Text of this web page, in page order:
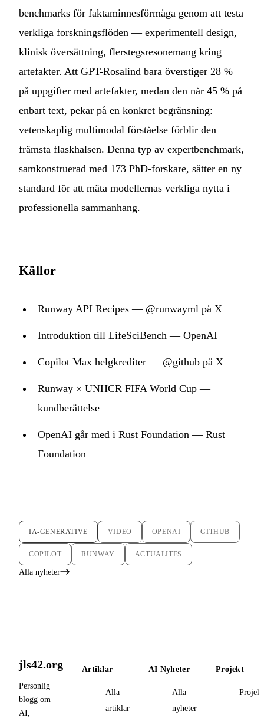
benchmarks för faktaminnesförmåga genom att testa
verkliga forskningsflöden — experimentell design,
klinisk översättning, flerstegsresonemang kring
artefakter. Att GPT-Rosalind bara överstiger 28 %
på uppgifter med artefakter, medan den når 45 % på
enbart text, pekar på en konkret begränsning:
vetenskaplig multimodal förståelse förblir den
främsta flaskhalsen. Denna typ av expertbenchmark,
samkonstruerad med 173 PhD-forskare, sätter en ny
standard för att mäta modellernas verkliga nytta i
professionella sammanhang.
Källor
Runway API Recipes — @runwayml på X
Introduktion till LifeSciBench — OpenAI
Copilot Max helgkrediter — @github på X
Runway × UNHCR FIFA World Cup —
kundberättelse
OpenAI går med i Rust Foundation — Rust
Foundation
IA-GENERATIVE VIDEO OPENAI GITHUB
COPILOT RUNWAY ACTUALITES
Alla nyheter
jls42.org
Personlig
blogg om
AI,
Artiklar
Alla
artiklar
AI Nyheter
Alla
nyheter
Projekt
Projekt